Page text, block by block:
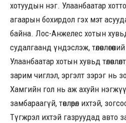
хотуудын нэг. Улаанбаатар
агаарын бохирдол гэх мэт
байна. Лос-Анжелес хотын
судалгаанд үндэслэж,
Улаанбаатар хотын хувьд
зарим чиглэл, эргэлт зэрэг нь
Хамгийн гол нь аж ахуйн
замбараагүй, төвлөрөл ихтэй,
Түгжрэл ихтэй газруудад авто